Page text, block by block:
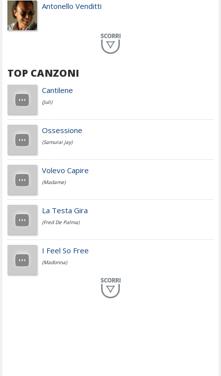
Antonello Venditti
Achille Lauro
Cesare Cremonini
Jovanotti
Fedez
Simone Cristicchi
TOP CANZONI
Cantilene
(Juli)
Ossessione
(Samurai Jay)
Volevo Capire
(Madame)
La Testa Gira
(Fred De Palma)
I Feel So Free
(Madonna)